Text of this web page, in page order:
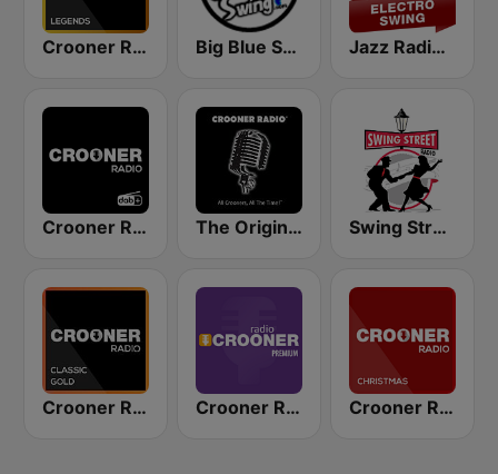
Crooner Radio Legends Big Blue Swing Radio Jazz Radio Electro Swing
Crooner Radio The Original Crooner Radio Swing Street Radio
Crooner Radio Classic Gold Crooner Radio Premium Crooner Radio Christmas